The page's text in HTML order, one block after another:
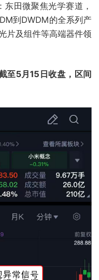
东田微聚焦光学赛道，
到DWDM的全系列产
片及组件等高端器件领
至5月15日收盘，区间